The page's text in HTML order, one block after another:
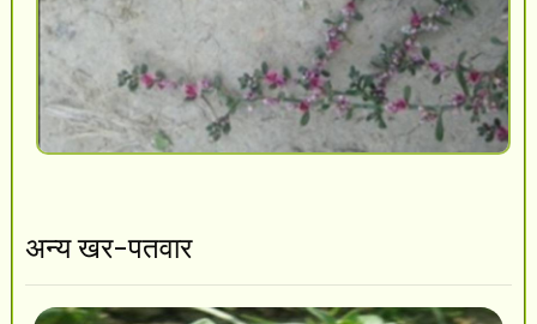
अन्य खर-पतवार